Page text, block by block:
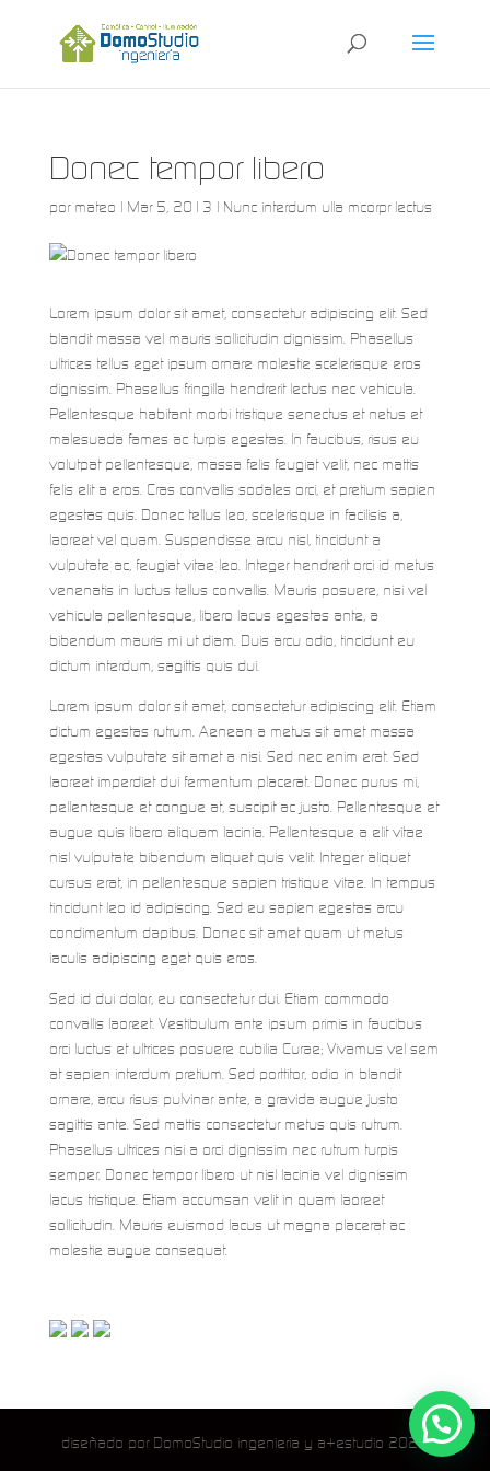
Donec tempor libero
por mateo | Mar 5, 2013 | Nunc interdum ulla mcorpr lectus
Lorem ipsum dolor sit amet, consectetur adipiscing elit. Sed
blandit massa vel mauris sollicitudin dignissim. Phasellus
ultrices tellus eget ipsum ornare molestie scelerisque eros
dignissim. Phasellus fringilla hendrerit lectus nec vehicula.
Pellentesque habitant morbi tristique senectus et netus et
malesuada fames ac turpis egestas. In faucibus, risus eu
volutpat pellentesque, massa felis feugiat velit, nec mattis
felis elit a eros. Cras convallis sodales orci, et pretium sapien
egestas quis. Donec tellus leo, scelerisque in facilisis a,
laoreet vel quam. Suspendisse arcu nisl, tincidunt a
vulputate ac, feugiat vitae leo. Integer hendrerit orci id metus
venenatis in luctus tellus convallis. Mauris posuere, nisi vel
vehicula pellentesque, libero lacus egestas ante, a
bibendum mauris mi ut diam. Duis arcu odio, tincidunt eu
dictum interdum, sagittis quis dui.
Lorem ipsum dolor sit amet, consectetur adipiscing elit. Etiam
dictum egestas rutrum. Aenean a metus sit amet massa
egestas vulputate sit amet a nisi. Sed nec enim erat. Sed
laoreet imperdiet dui fermentum placerat. Donec purus mi,
pellentesque et congue at, suscipit ac justo. Pellentesque et
augue quis libero aliquam lacinia. Pellentesque a elit vitae
nisl vulputate bibendum aliquet quis velit. Integer aliquet
cursus erat, in pellentesque sapien tristique vitae. In tempus
tincidunt leo id adipiscing. Sed eu sapien egestas arcu
condimentum dapibus. Donec sit amet quam ut metus
iaculis adipiscing eget quis eros.
Sed id dui dolor, eu consectetur dui. Etiam commodo
convallis laoreet. Vestibulum ante ipsum primis in faucibus
orci luctus et ultrices posuere cubilia Curae; Vivamus vel sem
at sapien interdum pretium. Sed porttitor, odio in blandit
ornare, arcu risus pulvinar ante, a gravida augue justo
sagittis ante. Sed mattis consectetur metus quis rutrum.
Phasellus ultrices nisi a orci dignissim nec rutrum turpis
semper. Donec tempor libero ut nisl lacinia vel dignissim
lacus tristique. Etiam accumsan velit in quam laoreet
sollicitudin. Mauris euismod lacus ut magna placerat ac
molestie augue consequat.
diseñado por DomoStudio ingenieria y a+estudio 2021